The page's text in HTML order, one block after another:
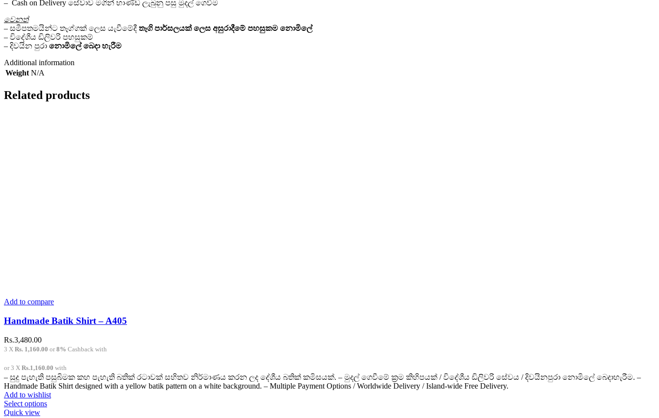
– Cash on Delivery සේවාව මගින් භාණ්ඩ ලැබුනු පසු මුදල් ගෙවීම
වෙනත්
– සමීපතමයින්ට තෑග්ගක් ලෙස යැවීමේදී තෑගි පාර්සලයක් ලෙස අසුරාදීමේ පහසුකම නොමිලේ
– විදේශීය ඩිලිවරි පහසුකම්
– දිවයින පුරා නොමිලේ බෙදා හැරීම
Additional information
Weight N/A
Related products
Add to compare
Handmade Batik Shirt – A405
Rs.3,480.00
3 X Rs. 1,160.00 or8% Cashback with
or 3 X Rs.1,160.00 with
– සුදු පැහැති පසුබිමක කහ පැහැති බතික් රටාවක් සහිතව නිර්මාණය කරන ලද දේශීය බතික් කමිසයක්. – මුදල් ගෙවීමේ ක්‍රම කිහිපයක් / විදේශීය ඩිලිවරි සේවය / දිවයිනපුරා නොමිලේ බෙදාහැරීම. –
Handmade Batik Shirt designed with a yellow batik pattern on a white background. – Multiple Payment Options / Worldwide Delivery / Island-wide Free Delivery.
Add to wishlist
Select optionsThis
Quick view